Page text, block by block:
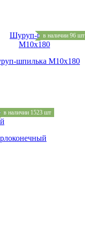
в наличии 96 шт
шпилька M10x180
в наличии 1523 шт